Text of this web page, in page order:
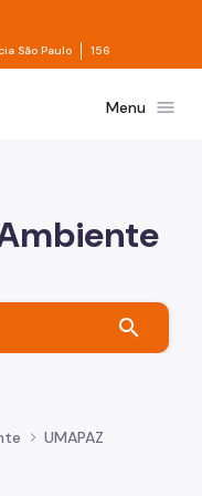
à informação
São Paulo Divisor de
156
PauloMenu menu
search
UMAPAZ